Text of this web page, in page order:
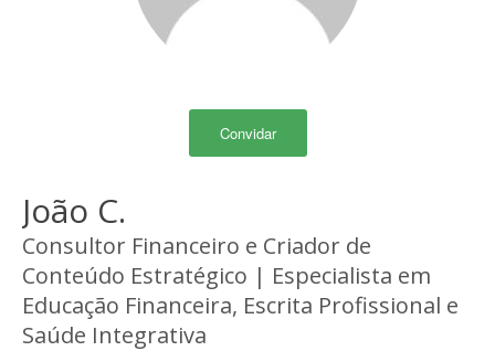
Convidar
João C.
Consultor Financeiro e Criador de
Conteúdo Estratégico | Especialista em
Educação Financeira, Escrita Profissional e
Saúde Integrativa